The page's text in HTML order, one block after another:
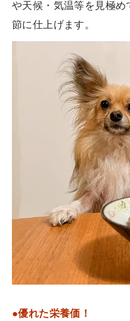
や天候・気温等を見極
節に仕上げます。
●優れた栄養価！